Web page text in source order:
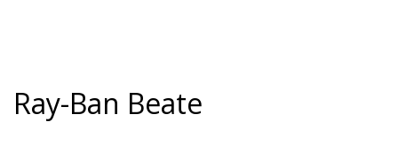
Ray-Ban Beate